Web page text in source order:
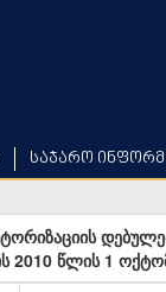
საჯარო
2010 წლის 1